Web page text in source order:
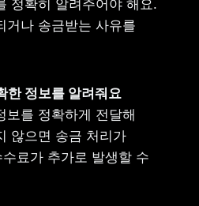
정확히 알려주어야 해요.
거나 송금받는 사유를
보를 정확하게 전달해
않으면 송금 처리가
료가 추가로 발생할 수